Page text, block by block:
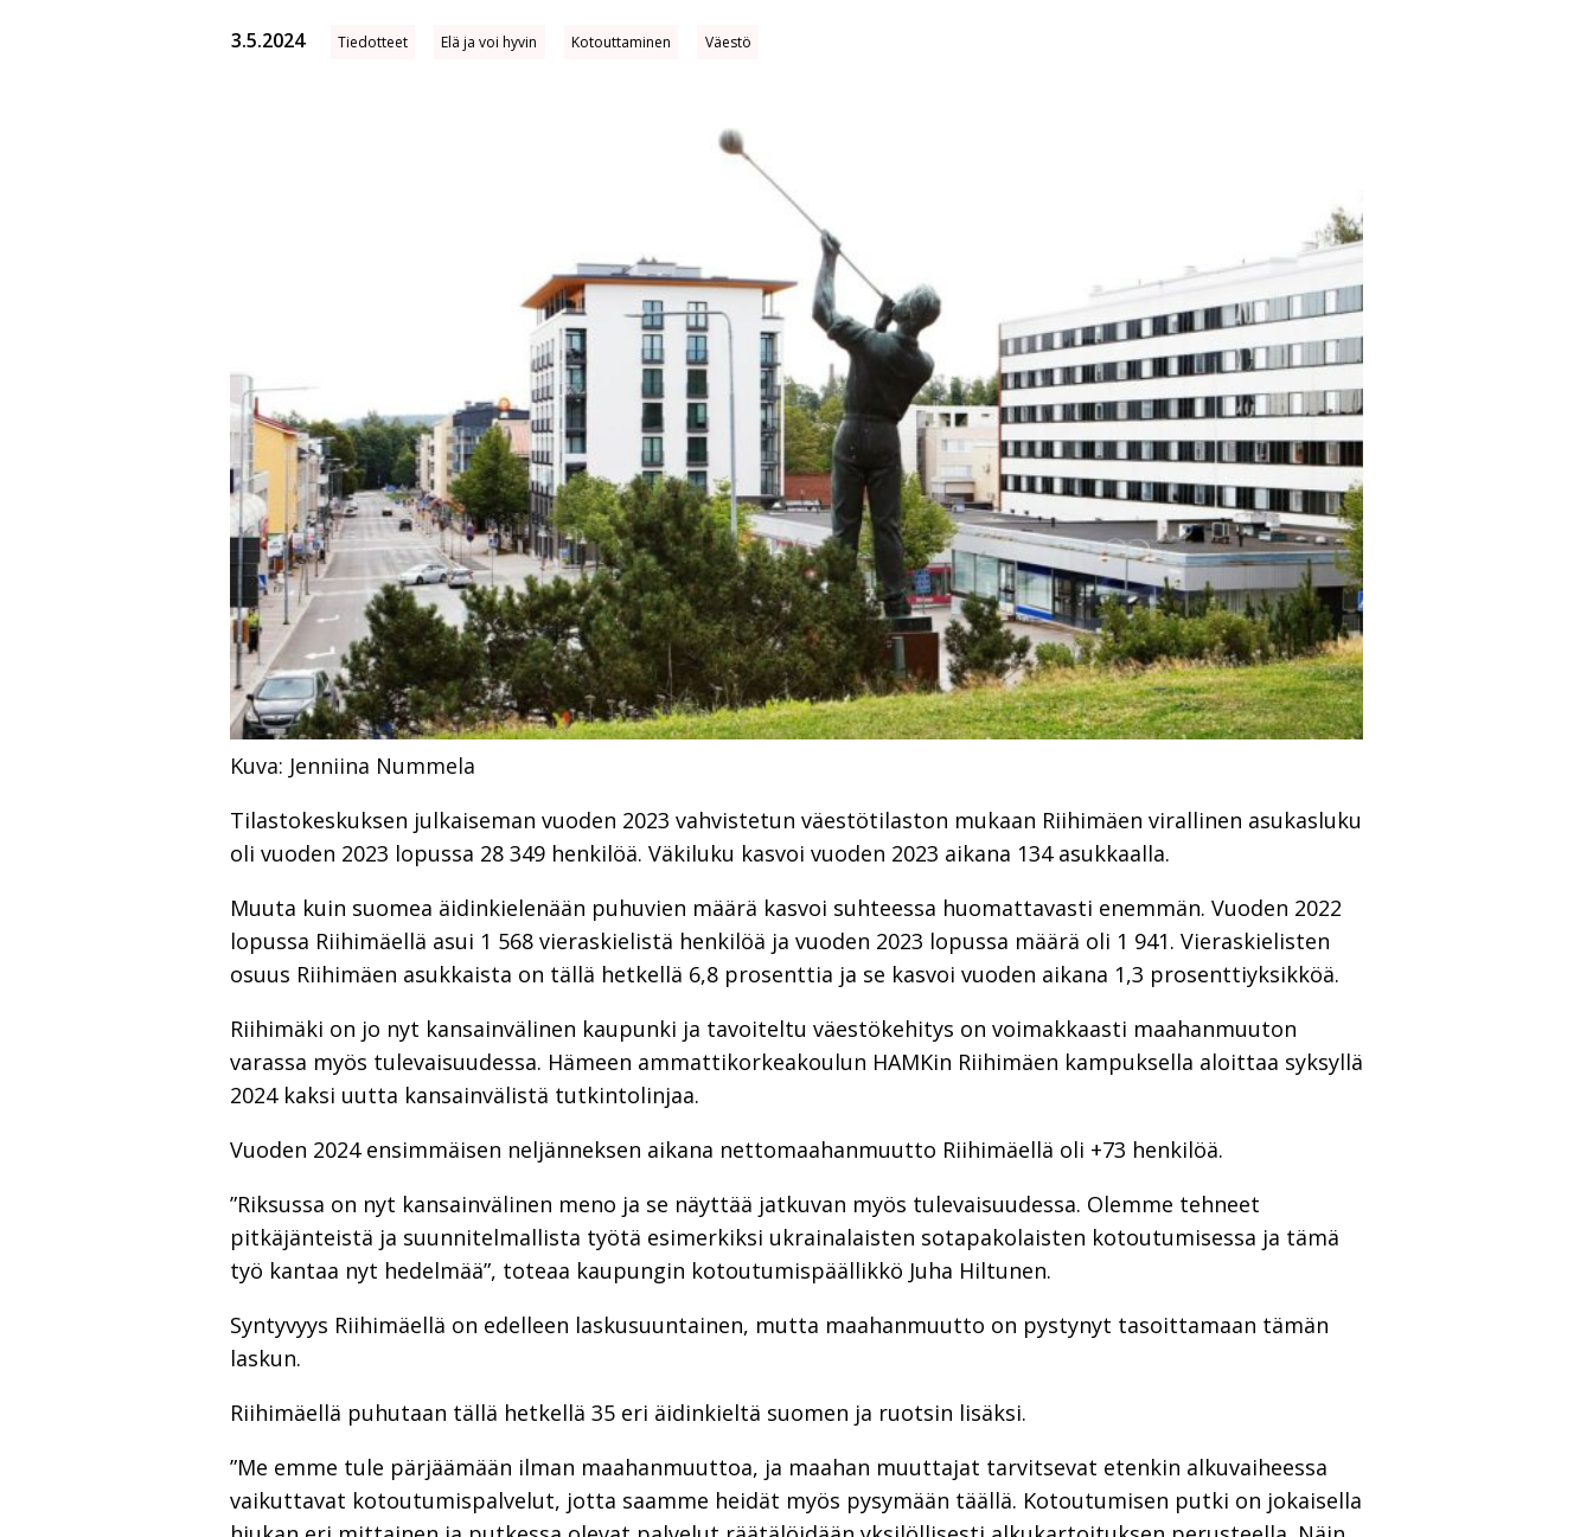
3.5.2024 Tiedotteet Elä ja voi hyvin Kotouttaminen Väestö
Kuva: Jenniina Nummela
Tilastokeskuksen julkaiseman vuoden 2023 vahvistetun väestötilaston mukaan Riihimäen virallinen asukasluku
oli vuoden 2023 lopussa 28 349 henkilöä. ⁠Väkiluku kasvoi vuoden 2023 aikana 134 asukkaalla.
Muuta kuin suomea äidinkielenään puhuvien määrä kasvoi suhteessa huomattavasti enemmän. Vuoden 2022
lopussa Riihimäellä asui 1 568 vieraskielistä henkilöä ja vuoden 2023 lopussa määrä oli 1 941. Vieraskielisten
osuus Riihimäen asukkaista on tällä hetkellä 6,8 prosenttia ja se kasvoi vuoden aikana 1,3 prosenttiyksikköä.
Riihimäki on jo nyt kansainvälinen kaupunki ja tavoiteltu väestökehitys on voimakkaasti maahanmuuton
varassa myös tulevaisuudessa. Hämeen ammattikorkeakoulun HAMKin Riihimäen kampuksella aloittaa syksyllä
2024 kaksi uutta kansainvälistä tutkintolinjaa.
Vuoden 2024 ensimmäisen neljänneksen aikana nettomaahanmuutto Riihimäellä oli +73 henkilöä.
”Riksussa on nyt kansainvälinen meno ja se näyttää jatkuvan myös tulevaisuudessa. Olemme tehneet
pitkäjänteistä ja suunnitelmallista työtä esimerkiksi ukrainalaisten sotapakolaisten kotoutumisessa ja tämä
työ kantaa nyt hedelmää”, toteaa kaupungin kotoutumispäällikkö Juha Hiltunen.
Syntyvyys Riihimäellä on edelleen laskusuuntainen, mutta maahanmuutto on pystynyt tasoittamaan tämän
laskun.
Riihimäellä puhutaan tällä hetkellä 35 eri äidinkieltä suomen ja ruotsin lisäksi.
”Me emme tule pärjäämään ilman maahanmuuttoa, ja maahan muuttajat tarvitsevat etenkin alkuvaiheessa
vaikuttavat kotoutumispalvelut, jotta saamme heidät myös pysymään täällä. Kotoutumisen putki on jokaisella